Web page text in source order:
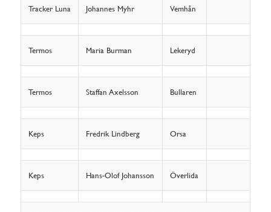
Tracker Luna Johannes Myhr Vemhån
Termos Maria Burman Lekeryd
Termos Staffan Axelsson Bullaren
Keps Fredrik Lindberg Orsa
Keps Hans-Olof Johansson Överlida